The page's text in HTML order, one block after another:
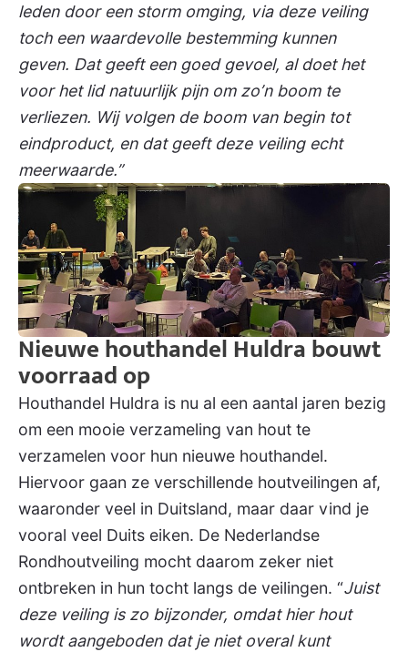
leden door een storm omging, via deze veiling
toch een waardevolle bestemming kunnen
geven. Dat geeft een goed gevoel, al doet het
voor het lid natuurlijk pijn om zo’n boom te
verliezen. Wij volgen de boom van begin tot
eindproduct, en dat geeft deze veiling echt
meerwaarde.”
Nieuwe houthandel Huldra bouwt
voorraad op
Houthandel Huldra is nu al een aantal jaren bezig
om een mooie verzameling van hout te
verzamelen voor hun nieuwe houthandel.
Hiervoor gaan ze verschillende houtveilingen af,
waaronder veel in Duitsland, maar daar vind je
vooral veel Duits eiken. De Nederlandse
Rondhoutveiling mocht daarom zeker niet
ontbreken in hun tocht langs de veilingen. “Juist
deze veiling is zo bijzonder, omdat hier hout
wordt aangeboden dat je niet overal kunt